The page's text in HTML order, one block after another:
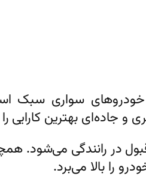
خودروهای سواری سبک
جاده‌ای بهترین کارایی
در رانندگی می‌شود.
را بالا می‌برد.